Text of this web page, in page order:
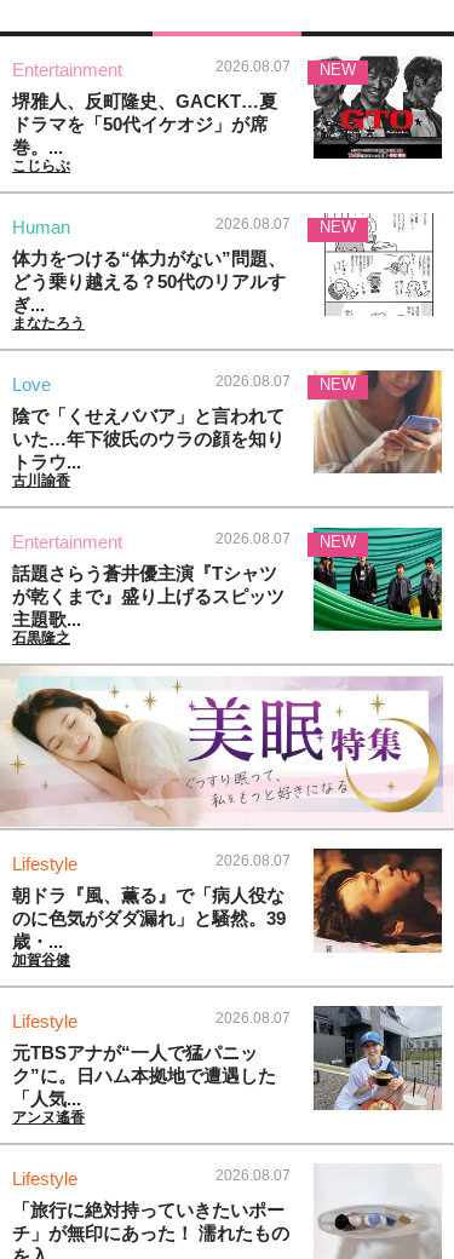
Entertainment 2026.08.07
堺雅人、反町隆史、GACKT…夏
ドラマを「50代イケオジ」が席
巻。...
こじらぶ
NEW
Human 2026.08.07
体力をつける“体力がない”問題、
どう乗り越える？50代のリアルす
ぎ...
まなたろう
NEW
Love 2026.08.07
陰で「くせえババア」と言われて
いた…年下彼氏のウラの顔を知り
トラウ...
古川諭香
NEW
Entertainment 2026.08.07
話題さらう蒼井優主演『Tシャツ
が乾くまで』盛り上げるスピッツ
主題歌...
石黒隆之
NEW
Lifestyle 2026.08.07
朝ドラ『風、薫る』で「病人役な
のに色気がダダ漏れ」と騒然。39
歳・...
加賀谷健
Lifestyle 2026.08.07
元TBSアナが“一人で猛パニッ
ク”に。日ハム本拠地で遭遇した
「人気...
アンヌ遙香
Lifestyle 2026.08.07
「旅行に絶対持っていきたいポー
チ」が無印にあった！ 濡れたもの